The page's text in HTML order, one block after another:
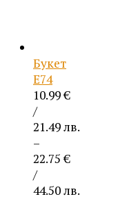
Букет
Е74
10.99€
/
21.49 лв.
–
22.75€
/
44.50 лв.